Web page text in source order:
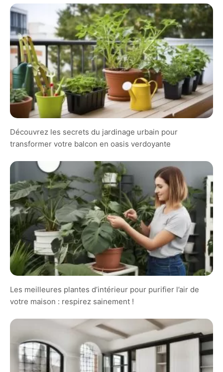
Découvrez les secrets du jardinage urbain pour
transformer votre balcon en oasis verdoyante
Les meilleures plantes d’intérieur pour purifier l’air de
votre maison : respirez sainement !